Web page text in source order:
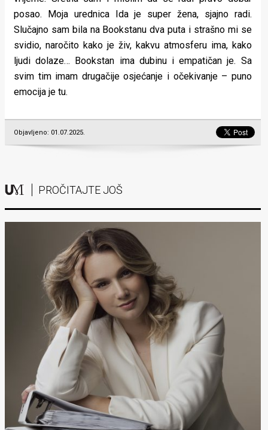
posao. Moja urednica Ida je super žena, sjajno radi.
Slučajno sam bila na Bookstanu dva puta i strašno mi se
svidio, naročito kako je živ, kakvu atmosferu ima, kako
ljudi dolaze… Bookstan ima dubinu i empatičan je. Sa
svim tim imam drugačije osjećanje i očekivanje – puno
emocija je tu.
Objavljeno: 01.07.2025.
PROČITAJTE JOŠ